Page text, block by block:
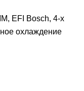
EFI Bosch, 4-х
охлаждение